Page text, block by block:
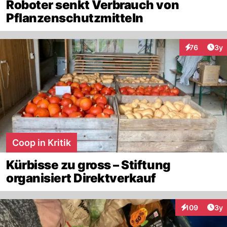
Roboter senkt Verbrauch von
Pflanzenschutzmitteln
76
Interaktionen
3y
Coop in Kritik
Kürbisse zu gross – Stiftung
organisiert Direktverkauf
109
Interaktionen
3y